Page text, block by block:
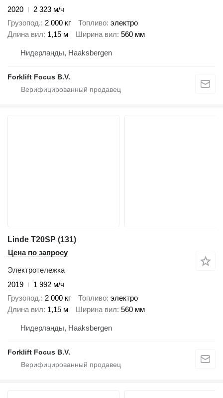
2020
2 323 м/ч
Грузопод. 2 000 кг Топливо электро
Длина вил 1,15 м Ширина вил 560 мм
Нидерланды, Haaksbergen
Forklift Focus B.V.
Linde T20SP (131)
Цена по запросу
Электротележка
2019
1 992 м/ч
Грузопод. 2 000 кг Топливо электро
Длина вил 1,15 м Ширина вил 560 мм
Нидерланды, Haaksbergen
Forklift Focus B.V.